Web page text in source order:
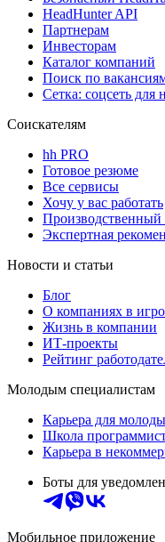
HeadHunter API
Партнерам
Инвесторам
Каталог компаний
Поиск по
Сетка: соцсеть для
Соискателям
hh PRO
Готовое резюме
Все сервисы
Хочу у вас работать
Производственный
Экспертная
Новости и статьи
Блог
О компаниях в
Жизнь в компании
ИТ-проекты
Рейтинг
Молодым специалистам
Карьера для
Школа
Карьера в
Боты для
Мобильное приложение